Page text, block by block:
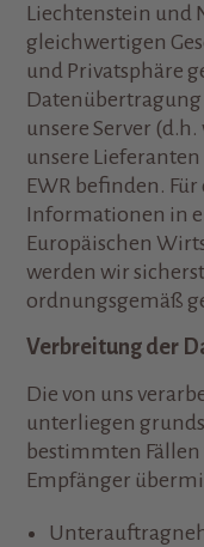
Liechtenstein und
gleichwertigen
und Privatsphäre
unsere Server
unsere
EWR befinden. Für
Informationen in
Europäischen
werden wir
ordnungsgemäß
Verbreitung der
Die von uns
unterliegen
bestimmten
Empfänger